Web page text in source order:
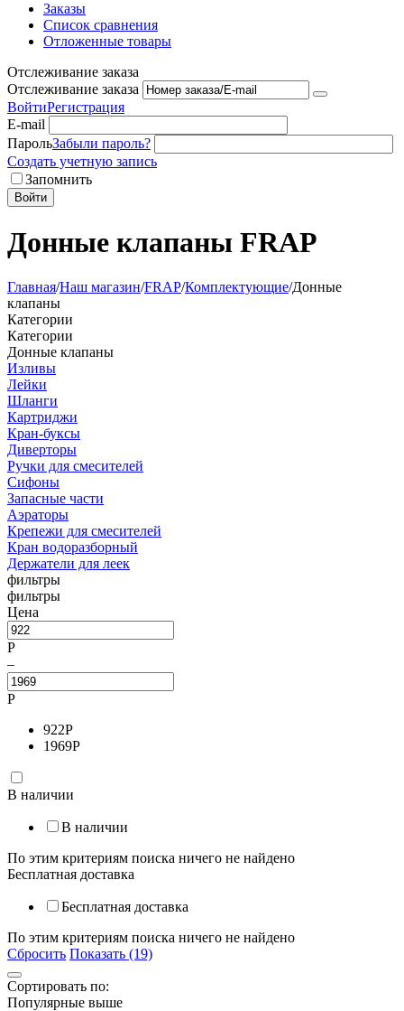
Заказы
Список сравнения
Отложенные товары
Отслеживание заказа
Отслеживание заказа
ВойтиРегистрация
E-mail
ПарольЗабыли пароль?
Создать учетную запись
Запомнить
Войти
Донные клапаны FRAP
Главная/Наш магазин/FRAP/Комплектующие/Донные
клапаны
Категории
Категории
Донные клапаны
Изливы
Лейки
Шланги
Картриджи
Кран-буксы
Диверторы
Ручки для смесителей
Сифоны
Запасные части
Аэраторы
Крепежи для смесителей
Кран водоразборный
Держатели для леек
фильтры
фильтры
Цена
Р
–
Р
922Р
1969Р
В наличии
В наличии
По этим критериям поиска ничего не найдено
Бесплатная доставка
Бесплатная доставка
По этим критериям поиска ничего не найдено
Сбросить Показать (19)
Сортировать по:
Популярные выше